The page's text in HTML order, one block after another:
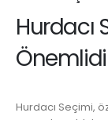
Hurdacı
Hurdacı Seçimi,